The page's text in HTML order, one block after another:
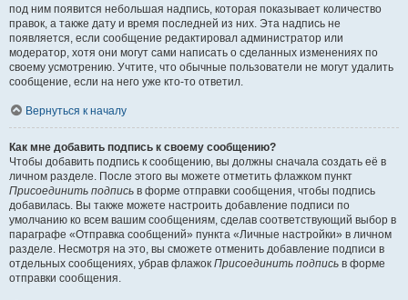
под ним появится небольшая надпись, которая показывает количество
правок, а также дату и время последней из них. Эта надпись не
появляется, если сообщение редактировал администратор или
модератор, хотя они могут сами написать о сделанных изменениях по
своему усмотрению. Учтите, что обычные пользователи не могут удалить
сообщение, если на него уже кто-то ответил.
Вернуться к началу
Как мне добавить подпись к своему сообщению?
Чтобы добавить подпись к сообщению, вы должны сначала создать её в
личном разделе. После этого вы можете отметить флажком пункт
Присоединить подпись в форме отправки сообщения, чтобы подпись
добавилась. Вы также можете настроить добавление подписи по
умолчанию ко всем вашим сообщениям, сделав соответствующий выбор в
параграфе «Отправка сообщений» пункта «Личные настройки» в личном
разделе. Несмотря на это, вы сможете отменить добавление подписи в
отдельных сообщениях, убрав флажок Присоединить подпись в форме
отправки сообщения.